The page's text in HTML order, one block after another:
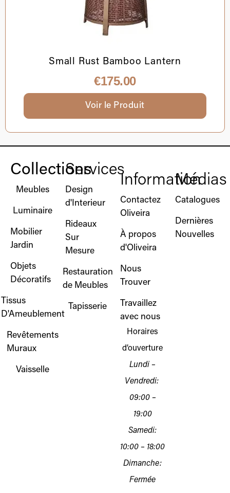
Small Rust Bamboo Lantern
€175.00
Voir le Produit
Collections
Meubles
Luminaire
Mobilier
Jardin
Objets
Décoratifs
Tissus
D'Ameublement
Revêtements
Muraux
Vaisselle
Services
Design
d'Interieur
Rideaux
Sur
Mesure
Restauration
de Meubles
Tapisserie
Information
Contactez
Oliveira
À propos
d'Oliveira
Nous
Trouver
Travaillez
avec nous
Horaires
d’ouverture
Lundi –
Vendredi:
09:00 –
19:00
Samedi:
10:00 – 18:00
Dimanche:
Fermée
Médias
Catalogues
Dernières
Nouvelles